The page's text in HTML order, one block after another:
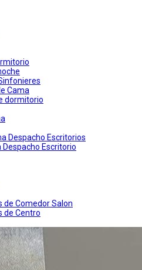
Cama
dormitorio
Despacho Escritorios
Despacho Escritorio
de Comedor Salon
de Centro